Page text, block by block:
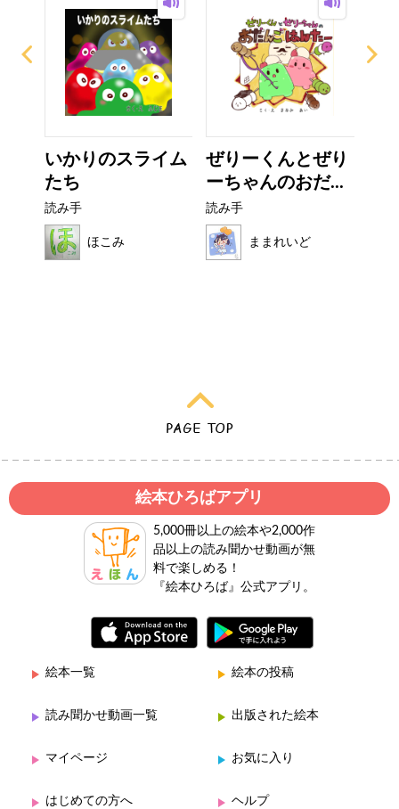
いかりのスライム
たち
読み手
ほこみ
ぜりーくんとぜり
ーちゃんのおだ...
読み手
ままれいど
絵本ひろばアプリ
5,000冊以上の絵本や2,000作
品以上の読み聞かせ動画が無
料で楽しめる！
『絵本ひろば』公式アプリ。
絵本一覧 絵本の投稿
読み聞かせ動画一覧 出版された絵本
マイページ お気に入り
はじめての方へ ヘルプ